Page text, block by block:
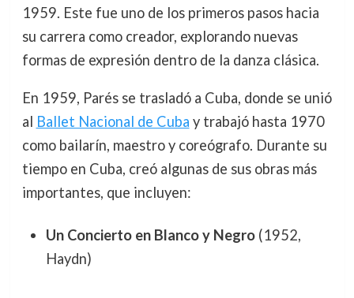
1959. Este fue uno de los primeros pasos hacia
su carrera como creador, explorando nuevas
formas de expresión dentro de la danza clásica.
En 1959, Parés se trasladó a Cuba, donde se unió
al Ballet Nacional de Cuba y trabajó hasta 1970
como bailarín, maestro y coreógrafo. Durante su
tiempo en Cuba, creó algunas de sus obras más
importantes, que incluyen:
Un Concierto en Blanco y Negro(1952,
Haydn)